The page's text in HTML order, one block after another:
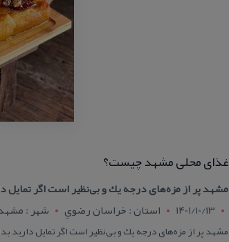
غذای محلی مشهد چیست؟
مشهد پر از مزه‌های درجه یك و بی‌نظیر است اگر تمایل
1401/10/13
استان : خراسان رضوي شهر :
مشهد پر از مزه‌های درجه یك و بی‌نظیر است اگر تمایل دارید